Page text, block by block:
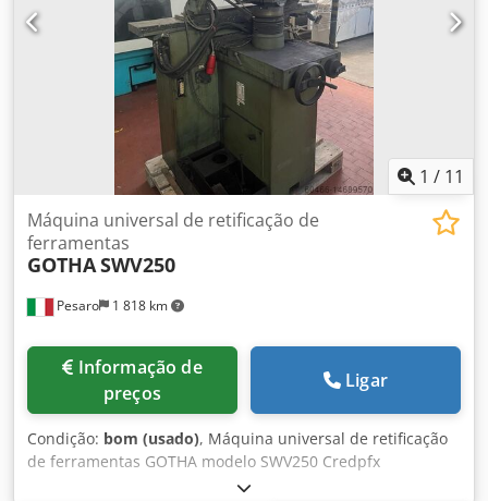
1 / 11
Pesaro 1 818 km
Máquina universal de retificação de
ferramentas
GOTHASWV250
preços
Ligar
Condição: bom (usado), Máquina universal de retificação
de ferramentas GOTHA modelo SWV250 Credpfx